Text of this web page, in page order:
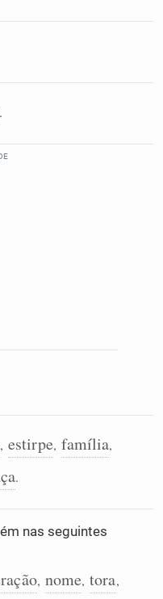
.
, estirpe, família,
.
nas seguintes
, nome, tora,